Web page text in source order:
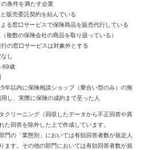
の条件を満たす企業
販売委託契約を結んでいる
る窓口サービスで保険商品を販売代行している
複数の保険会社の商品を取り扱っている）
の窓口サービスは対象外とする
し
69歳
5年以内に保険相談ショップ（乗合い型のみ）の無
し、実際に保険の成約まで至った人
クリーニング（回収したデータから不正回答や異
回答を除外した上で作成しています。
の「業態別」においては有効回答者数が規定人
ます。その他の部門においては有効回答者数が規